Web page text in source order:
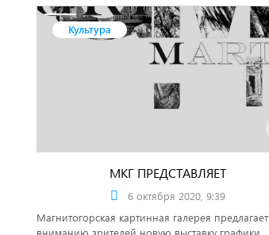
Культура
МКГ ПРЕДСТАВЛЯЕТ
6 октября 2020, 9:39
Магнитогорская картинная галерея предлагает
вниманию зрителей новую выставку графики